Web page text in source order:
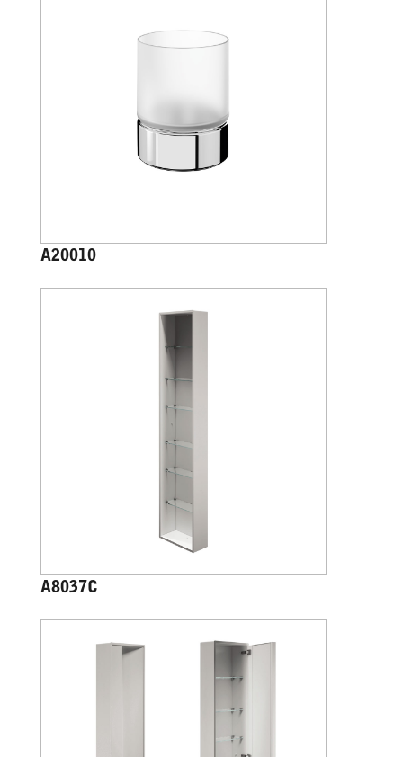
A20010
A8037C